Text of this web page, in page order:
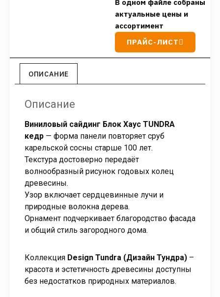
В одном файле собраны
актуальные цены и
ассортимент
ПРАЙС-ЛИСТ
ОПИСАНИЕ
Описание
Виниловый сайдинг Блок Хаус TUNDRA
кедр — форма панели повторяет сруб
карельской сосны старше 100 лет.
Текстура достоверно передаёт
волнообразный рисунок годовых колец
древесины.
Узор включает сердцевинные лучи и
природные волокна дерева.
Орнамент подчеркивает благородство фасада
и общий стиль загородного дома.
Коллекция Design Tundra (Дизайн Тундра) –
красота и эстетичность древесины доступны
без недостатков природных материалов.